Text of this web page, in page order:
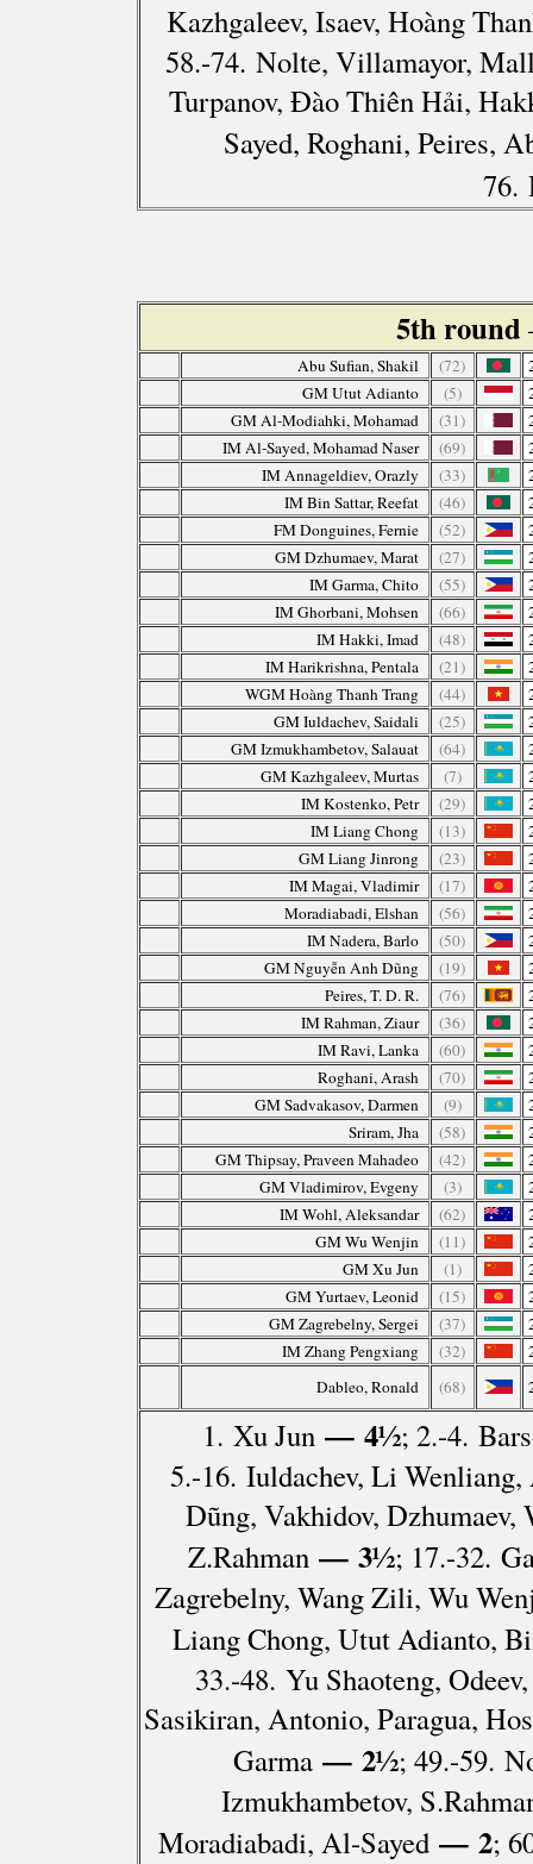
Kazhgaleev, Isaev, Hoàng
58.-74. Nolte, Villamayor,
Turpanov, Đào Thiên Hải,
Sayed, Roghani, Peires,
76.
5th round
Abu Sufian, Shakil (72)
GM Utut Adianto
(5)
GM Al-Modiahki, Mohamad
(31)
IM Al-Sayed, Mohamad Naser
(69)
IM Annageldiev, Orazly
(33)
IM Bin Sattar, Reefat
(46)
FM Donguines, Fernie
(52)
GM Dzhumaev, Marat
(27)
IM Garma, Chito
(55)
IM Ghorbani, Mohsen
(66)
IM Hakki, Imad
(48)
IM Harikrishna, Pentala
(21)
WGM Hoàng Thanh Trang
(44)
GM Iuldachev, Saidali
(25)
GM Izmukhambetov, Salauat
(64)
GM Kazhgaleev, Murtas
(7)
IM Kostenko, Petr
(29)
IM Liang Chong
(13)
GM Liang Jinrong
(23)
IM Magai, Vladimir
(17)
Moradiabadi, Elshan
(56)
IM Nadera, Barlo
(50)
GM Nguyễn Anh Dũng
(19)
Peires, T. D. R.
(76)
IM Rahman, Ziaur
(36)
IM Ravi, Lanka
(60)
Roghani, Arash
(70)
GM Sadvakasov, Darmen
(9)
Sriram, Jha
(58)
GM Thipsay, Praveen Mahadeo
(42)
GM Vladimirov, Evgeny
(3)
IM Wohl, Aleksandar
(62)
GM Wu Wenjin
(11)
GM Xu Jun
(1)
GM Yurtaev, Leonid
(15)
GM Zagrebelny, Sergei
(37)
IM Zhang Pengxiang
(32)
Dableo, Ronald
(68)
1. Xu Jun— 4½; 2.-4.
5.-16. Iuldachev, Li
Dũng, Vakhidov,
Z.Rahman— 3½; 17.-32.
Zagrebelny, Wang Zili, Wu
Liang Chong, Utut Adianto,
33.-48. Yu Shaoteng,
Sasikiran, Antonio, Paragua,
Garma — 2½; 49.-59.
Izmukhambetov,
Moradiabadi, Al-Sayed — 2;